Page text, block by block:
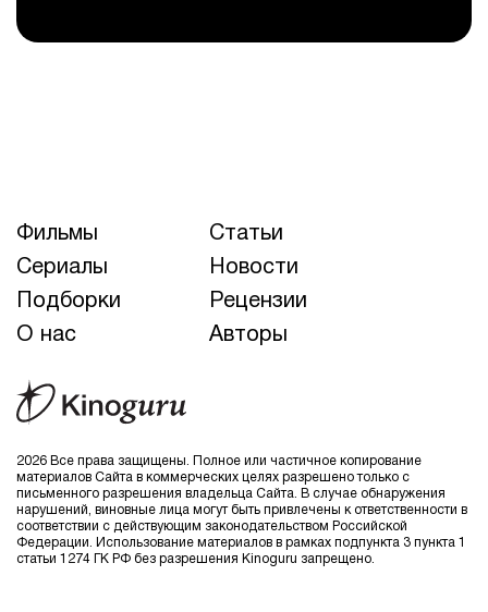
2026 Все права защищены. Полное или частичное копирование
материалов Сайта в коммерческих целях разрешено только с
письменного разрешения владельца Сайта. В случае обнаружения
нарушений, виновные лица могут быть привлечены к ответственности в
соответствии с действующим законодательством Российской
Федерации. Использование материалов в рамках подпункта 3 пункта 1
статьи 1274 ГК РФ без разрешения Kinoguru запрещено.
Фильмы
Статьи
Сериалы
Новости
Подборки
Рецензии
О нас
Авторы